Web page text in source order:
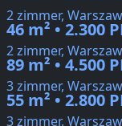
2 zimmer,
46 m² • 2.300
2 zimmer,
89 m² • 4.500
3 zimmer,
55 m² • 2.800
3 zimmer,